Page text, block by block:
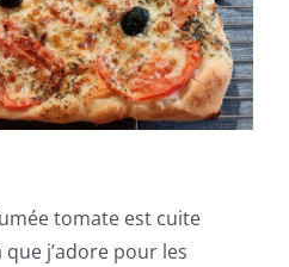
tomate est cuite
j’adore pour les